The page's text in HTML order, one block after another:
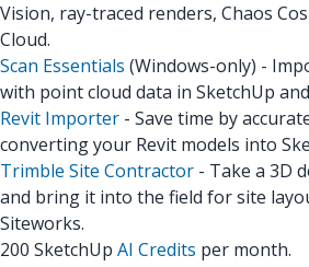
Vision, ray-traced renders, Chaos
Cloud.
Scan Essentials (Windows-only) -
with point cloud data in SketchUp
Revit Importer - Save time by
converting your Revit models into
Trimble Site Contractor - Take a 3D
and bring it into the field for site
Siteworks.
200 SketchUp AI Credits per month.